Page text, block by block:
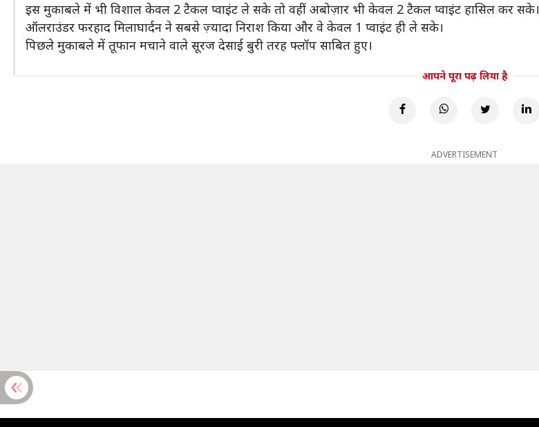
इस मुकाबले में भी विशाल केवल 2 टैकल प्वाइंट ले सके तो वहीं अबोज़ार भी केवल 2 टैकल प्वाइंट हासिल कर सके।
ऑलराउंडर फरहाद मिलाघार्दन ने सबसे ज़्यादा निराश किया और वे केवल 1 प्वाइंट ही ले सके।
पिछले मुकाबले में तूफान मचाने वाले सूरज देसाई बुरी तरह फ्लॉप साबित हुए।
आपने पूरा पढ़ लिया है
ADVERTISEMENT